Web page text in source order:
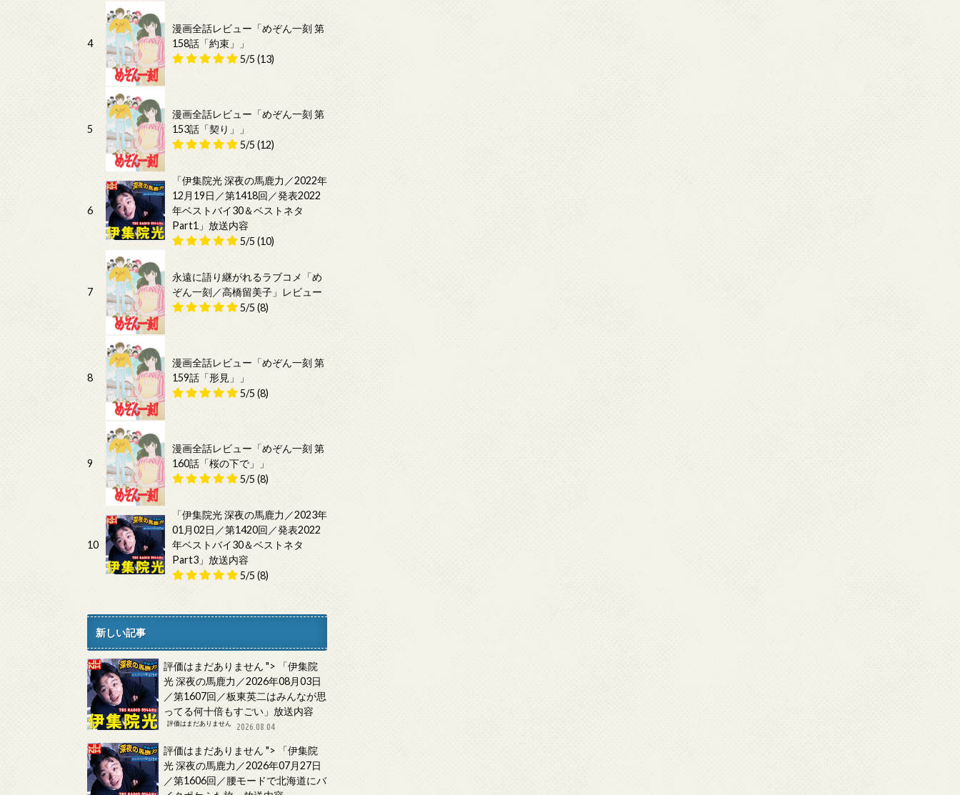
4
漫画全話レビュー「めぞん一刻 第
158話「約束」」
5/5 (13)
5
漫画全話レビュー「めぞん一刻 第
153話「契り」」
5/5 (12)
6
「伊集院光 深夜の馬鹿力／2022年
12月19日／第1418回／発表2022
年ベストバイ30＆ベストネタ
Part1」放送内容
5/5 (10)
7
永遠に語り継がれるラブコメ「め
ぞん一刻／高橋留美子」レビュー
5/5 (8)
8
漫画全話レビュー「めぞん一刻 第
159話「形見」」
5/5 (8)
9
漫画全話レビュー「めぞん一刻 第
160話「桜の下で」」
5/5 (8)
10
「伊集院光 深夜の馬鹿力／2023年
01月02日／第1420回／発表2022
年ベストバイ30＆ベストネタ
Part3」放送内容
5/5 (8)
新しい記事
評価はまだありません ">
「伊集院
光 深夜の馬鹿力／2026年08月03日
／第1607回／板東英二はみんなが思
ってる何十倍もすごい」放送内容
評価はまだありません 2026.08.04
評価はまだありません ">
「伊集院
光 深夜の馬鹿力／2026年07月27日
／第1606回／腰モードで北海道にバ